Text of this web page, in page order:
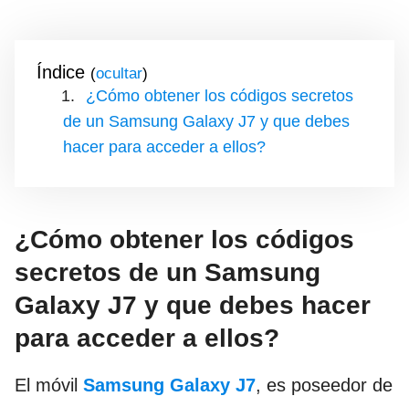
Índice ( )
¿Cómo obtener los códigos secretos
de un Samsung Galaxy J7 y que debes
hacer para acceder a ellos?
¿Cómo obtener los códigos
secretos de un Samsung
Galaxy J7 y que debes hacer
para acceder a ellos?
El móvil Samsung Galaxy J7, es poseedor de